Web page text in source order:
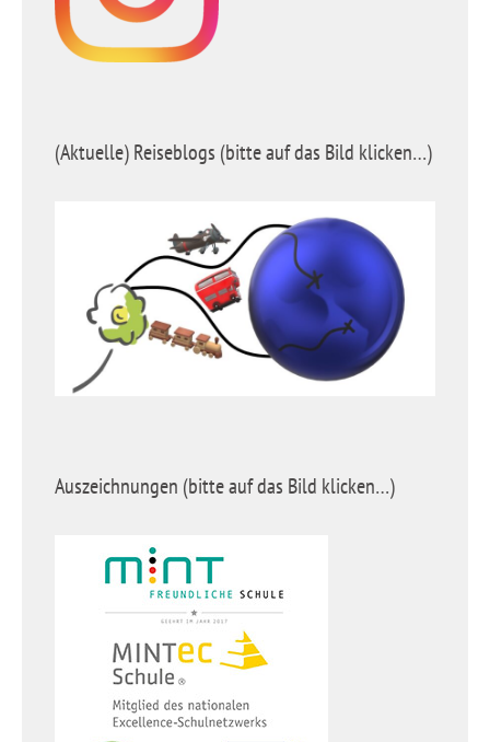
(Aktuelle) Reiseblogs (bitte auf das Bild klicken…)
Auszeichnungen (bitte auf das Bild klicken…)